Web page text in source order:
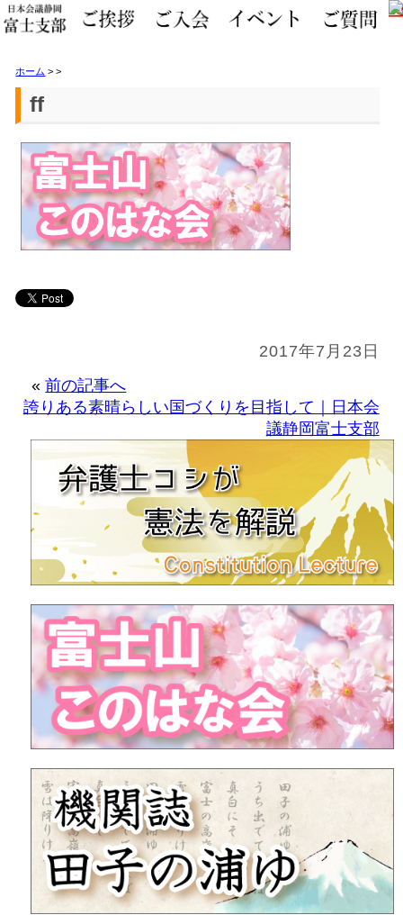
ホーム >>
ff
2017年7月23日
«前の記事へ
誇りある素晴らしい国づくりを目指して｜日本会
議静岡富士支部